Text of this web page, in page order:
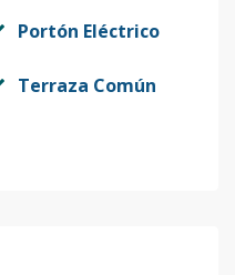
Portón Eléctrico
Terraza Común